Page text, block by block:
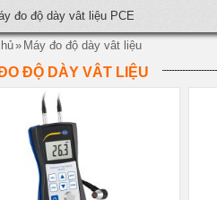
đo độ dày vât liệu PCE
» Máy đo độ dày vât liệu
ĐỘ DÀY VÂT LIỆU